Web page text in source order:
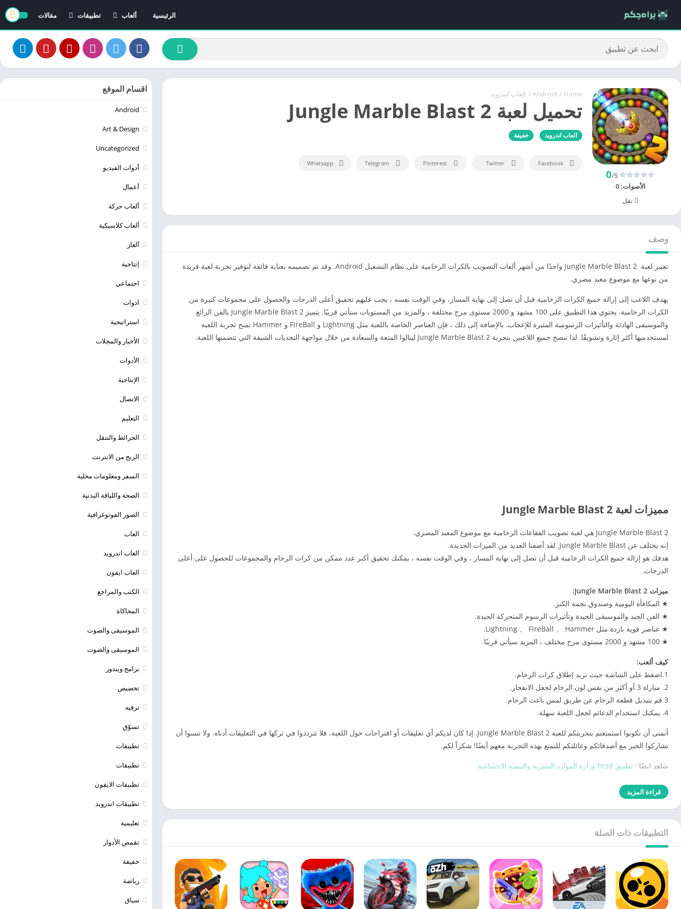
الرئيسية
ألعاب
العاب ايفون
العاب اندرويد
تطبيقات
تطبيقات ايفون
تطبيقات اندرويد
مقالات
Home
/
Android
/ العاب اندرويد
تحميل لعبة Jungle Marble Blast 2
العاب اندرويد خفيفة
0/5
الأصوات:0
نقل
Facebook
Twitter
Pinterest
Telegram
Whatsapp
وصف
تعتبر لعبة Jungle Marble Blast 2 واحدًا من أشهر ألعاب التصويب بالكرات الرخامية على نظام التشغيل Android. وقد تم تصميمه بعناية فائقة لتوفير تجربة لعبة فريدة
من نوعها مع موضوع معبد مصري.
يهدف اللاعب إلى إزالة جميع الكرات الرخامية قبل أن تصل إلى نهاية المسار، وفي الوقت نفسه ، يجب عليهم تحقيق أعلى الدرجات والحصول على مجموعات كبيرة من
الكرات الرخامية. يحتوي هذا التطبيق على 100 مشهد و 2000 مستوى مرح مختلفة ، والمزيد من المستويات ستأتي قريبًا. يتميز Jungle Marble Blast 2 بالفن الرائع
والموسيقى الهادئة والتأثيرات الرسومية المثيرة للإعجاب. بالإضافة إلى ذلك ، فإن العناصر الخاصة باللعبة مثل Lightning و FireBall و Hammer تمنح تجربة اللعبة
لمستخدميها أكثر إثارة وتشويقًا. لذا ننصح جميع اللاعبين بتجربة Jungle Marble Blast 2 لينالوا المتعة والسعادة من خلال مواجهة التحديات الشيقة التي تتضمنها اللعبة.
مميزات لعبة Jungle Marble Blast 2
Jungle Marble Blast 2 هي لعبة تصويب الفقاعات الرخامية مع موضوع المعبد المصري.
إنه يختلف عن Jungle Marble Blast. لقد أضفنا العديد من الميزات الجديدة.
هدفك هو إزالة جميع الكرات الرخامية قبل أن تصل إلى نهاية المسار ، وفي الوقت نفسه ، يمكنك تحقيق أكبر عدد ممكن من كرات الرخام والمجموعات للحصول على أعلى
الدرجات.
ميزات Jungle Marble Blast 2:
★ المكافأة اليومية وصندوق نجمة الكنز.
★ الفن الجيد والموسيقى الجيدة وتأثيرات الرسوم المتحركة الجيدة.
★ عناصر قوية باردة مثل Lightning 、 FireBall 、 Hammer.
★ 100 مشهد و 2000 مستوى مرح مختلف ، المزيد سيأتي قريبًا.
كيف ألعب:
1.اضغط على الشاشة حيث تريد إطلاق كرات الرخام.
2. مباراة 3 أو أكثر من نفس لون الرخام لجعل الانفجار.
3 قم بتبديل قطعة الرخام عن طريق لمس باعث الرخام.
4. يمكنك استخدام الدعائم لجعل اللعبة سهلة.
أتمنى أن تكونوا استمتعتم بتجربتكم للعبة Jungle Marble Blast 2. إذا كان لديكم أي تعليقات أو اقتراحات حول اللعبة، فلا تترددوا في تركها في التعليقات أدناه. ولا تنسوا أن
تشاركوا الخبر مع أصدقائكم وعائلتكم للتمتع بهذه التجربة معهم أيضًا! شكراً لكم.
شاهد ايضًا : تطبيق hrsd وزارة الموارد البشرية والتنمية الاجتماعية
قراءة المزيد
التطبيقات ذات الصلة
اقسام الموقع
Android
Art & Design
Uncategorized
أدوات الفيديو
أعمال
ألعاب حركة
ألعاب كلاسيكية
ألغاز
إنتاجية
اجتماعي
ادوات
استراتيجية
الأخبار والمجلات
الأدوات
الإنتاجية
الاتصال
التعليم
الخرائط والتنقل
الربج من الانترنت
السفر ومعلومات محلية
الصحة واللياقة البدنية
الصور الفوتوغرافية
العاب
العاب اندرويد
العاب ايفون
الكتب والمراجع
المحاكاة
الموسيقى والصوت
الموسيقى والصوت
برامج ويندوز
تخصيص
ترفيه
تسوّق
تطبيقات
تطبيقات
تطبيقات الايفون
تطبيقات اندرويد
تعليمية
تقمص الأدوار
خفيفة
رياضة
سباق